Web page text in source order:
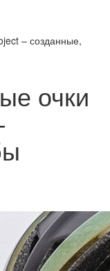
– созданные,
очки